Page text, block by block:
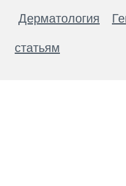
Дерматология
статьям